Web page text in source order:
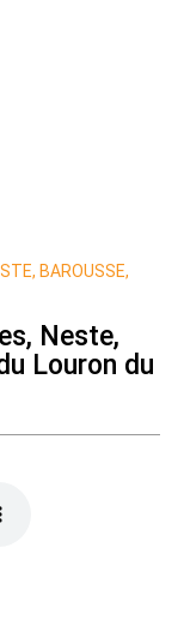
BAROUSSE,
Neste,
Louron du